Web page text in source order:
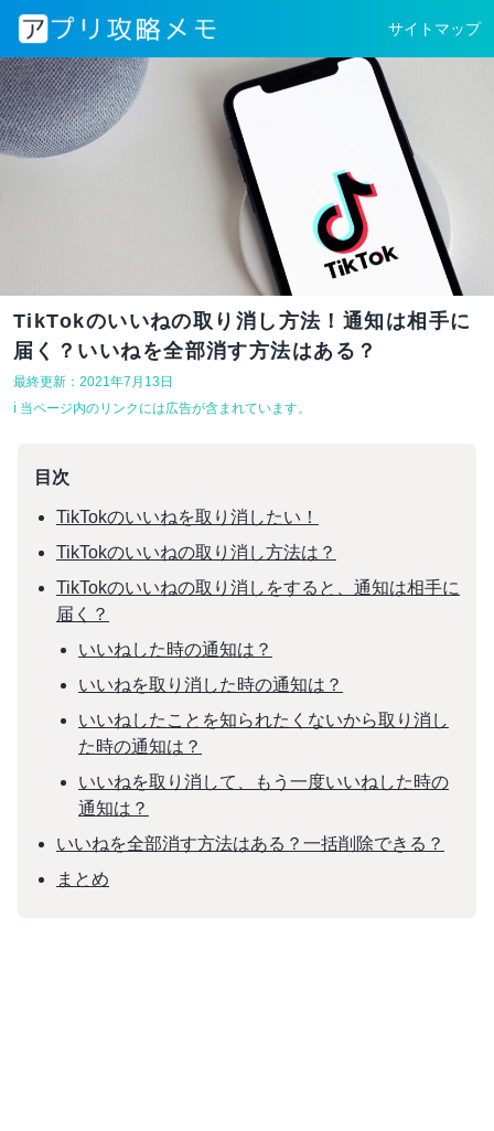
サイトマップ
TikTokのいいねの取り消し方法！通知は相手に
届く？いいねを全部消す方法はある？
最終更新：2021年7月13日
ℹ︎ 当ページ内のリンクには広告が含まれています。
目次
TikTokのいいねを取り消したい！
TikTokのいいねの取り消し方法は？
TikTokのいいねの取り消しをすると、通知は相手に
届く？
いいねした時の通知は？
いいねを取り消した時の通知は？
いいねしたことを知られたくないから取り消し
た時の通知は？
いいねを取り消して、もう一度いいねした時の
通知は？
いいねを全部消す方法はある？一括削除できる？
まとめ